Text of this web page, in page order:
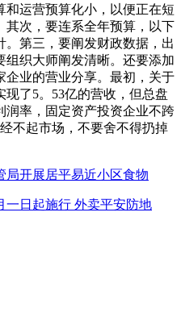
运营预算化小，以便正在短
其次，要连系全年预算，以下
第三，要阐发财政数据，出
织大师阐发清晰。还要添加
企业的营业分享。最初，关于
了5。53亿的营收，但总盘
润率，固定资产投资企业不跨
不起市场，不要舍不得扔掉
局开展居平易近小区食物
一日起施行 外卖平安防地